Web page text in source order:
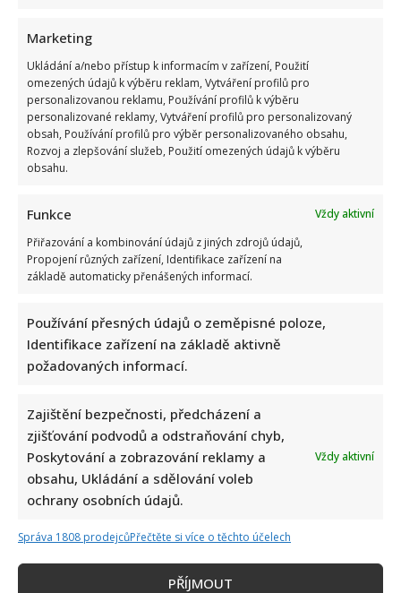
Marketing
Ukládání a/nebo přístup k informacím v zařízení, Použití
omezených údajů k výběru reklam, Vytváření profilů pro
personalizovanou reklamu, Používání profilů k výběru
personalizované reklamy, Vytváření profilů pro personalizovaný
obsah, Používání profilů pro výběr personalizovaného obsahu,
Rozvoj a zlepšování služeb, Použití omezených údajů k výběru
obsahu.
Funkce
Vždy aktivní
Přiřazování a kombinování údajů z jiných zdrojů údajů,
Propojení různých zařízení, Identifikace zařízení na
základě automaticky přenášených informací.
Používání přesných údajů o zeměpisné poloze,
Identifikace zařízení na základě aktivně
požadovaných informací.
Zajištění bezpečnosti, předcházení a
zjišťování podvodů a odstraňování chyb,
Poskytování a zobrazování reklamy a
obsahu, Ukládání a sdělování voleb
ochrany osobních údajů.
Vždy aktivní
Správa 1808 prodejcůPřečtěte si více o těchto účelech
PŘÍJMOUT
Fotokvíz o českých hercích: 10 fotografií prověří, kdo zná
slavné tváře domácího filmu opravdu dokonale
Jak dnes žijí členové kapely Maxim Turbulenc: Stále jezdí po
koncertech, ale největší slávu mají za sebou
Eva Holubová rozjela s dcerou nový podcast: „Radši budu
zastydlá puberťačka než zaprděná důchodkyně“